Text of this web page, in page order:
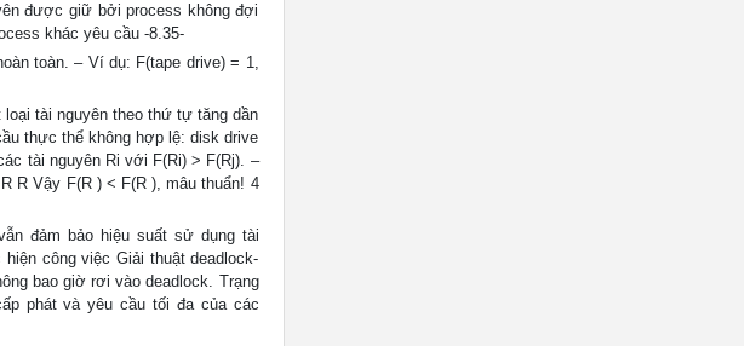
được giữ bởi process không đợi
khác yêu cầu -8.35-
toàn. – Ví dụ: F(tape drive) = 1,
tài nguyên theo thứ tự tăng dần
thực thể không hợp lệ: disk drive
tài nguyên Ri với F(Ri) > F(Rj). –
R Vậy F(R ) < F(R ), mâu thuẩn! 4
đảm bảo hiệu suất sử dụng tài
công việc Giải thuật deadlock-
bao giờ rơi vào deadlock. Trạng
phát và yêu cầu tối đa của các